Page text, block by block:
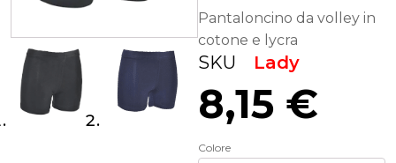
Pantaloncino da volley in
cotone e lycra
SKU Lady
8,15 €
Colore